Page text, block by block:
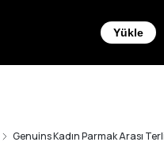
Yükle
Genuins Kadın Parmak Arası